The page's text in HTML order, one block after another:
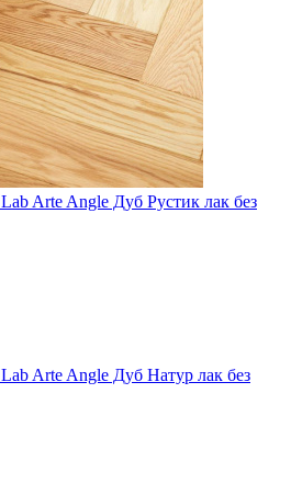
Arte Angle Дуб Рустик лак без
Arte Angle Дуб Натур лак без